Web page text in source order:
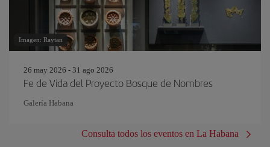
Imagen: Raytan
26 may 2026 - 31 ago 2026
Fe de Vida del Proyecto Bosque de Nombres
Galería Habana
Consulta todos los eventos en La Habana